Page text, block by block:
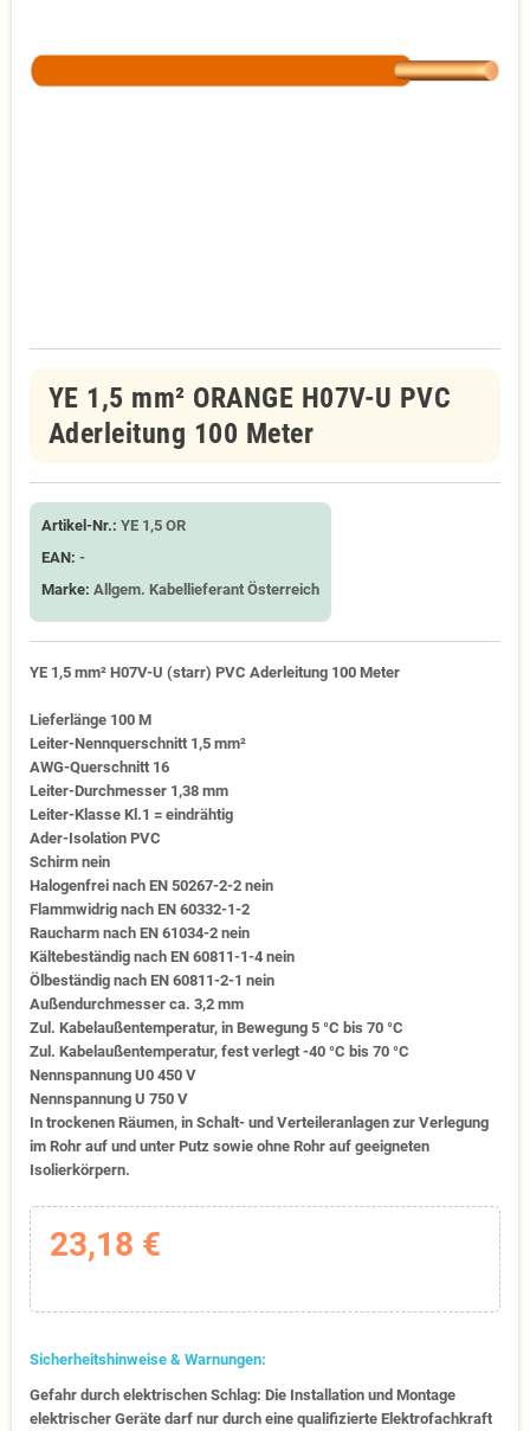
YE 1,5 mm² ORANGE H07V-U PVC
Aderleitung 100 Meter
Artikel-Nr.: YE 1,5 OR
EAN: -
Marke: Allgem. Kabellieferant Österreich
YE 1,5 mm² H07V-U (starr) PVC Aderleitung 100 Meter
Lieferlänge 100 M
Leiter-Nennquerschnitt 1,5 mm²
AWG-Querschnitt 16
Leiter-Durchmesser 1,38 mm
Leiter-Klasse Kl.1 = eindrähtig
Ader-Isolation PVC
Schirm nein
Halogenfrei nach EN 50267-2-2 nein
Flammwidrig nach EN 60332-1-2
Raucharm nach EN 61034-2 nein
Kältebeständig nach EN 60811-1-4 nein
Ölbeständig nach EN 60811-2-1 nein
Außendurchmesser ca. 3,2 mm
Zul. Kabelaußentemperatur, in Bewegung 5 °C bis 70 °C
Zul. Kabelaußentemperatur, fest verlegt -40 °C bis 70 °C
Nennspannung U0 450 V
Nennspannung U 750 V
In trockenen Räumen, in Schalt- und Verteileranlagen zur Verlegung
im Rohr auf und unter Putz sowie ohne Rohr auf geeigneten
Isolierkörpern.
23,18 €
Sicherheitshinweise & Warnungen:
Gefahr durch elektrischen Schlag: Die Installation und Montage
elektrischer Geräte darf nur durch eine qualifizierte Elektrofachkraft